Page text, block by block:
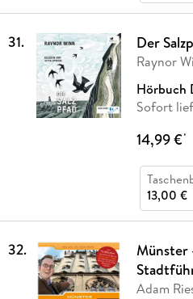
31. Der
Raynor
Hörbuch
Sofort
14,99 €*
13,00 €
32.
Münster
Adam